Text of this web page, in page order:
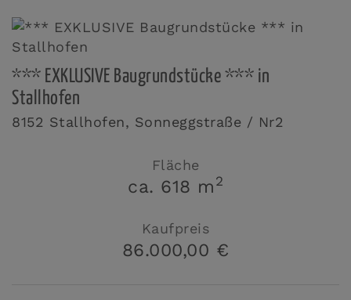
*** EXKLUSIVE Baugrundstücke *** in
Stallhofen
8152 Stallhofen, Sonneggstraße / Nr2
Fläche
ca. 618 m 2
Kaufpreis
86.000,00 €